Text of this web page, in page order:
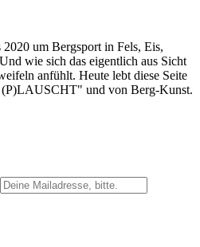
um Bergsport in Fels, Eis,
wie sich das eigentlich aus Sicht
anfühlt. Heute lebt diese Seite
und von Berg-Kunst.